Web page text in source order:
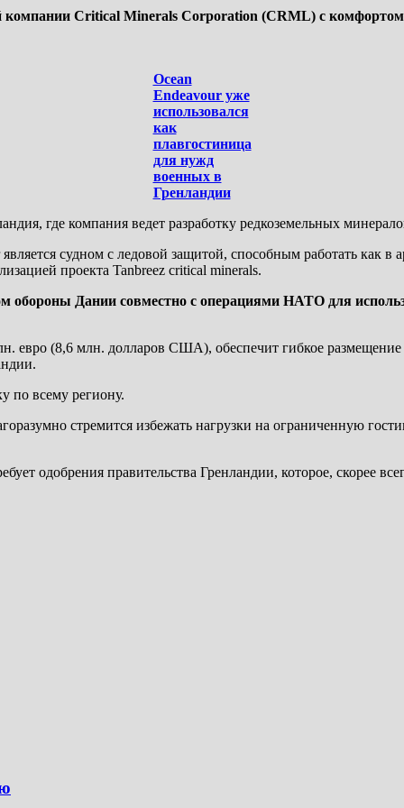
Critical Minerals Corporation (CRML) с
Ocean
Endeavour уже
использовался
как
плавгостиница
для нужд
военных в
Гренландии
где компания ведет разработку редкоземельных
судном с ледовой защитой, способным работать как в
проекта Tanbreez critical minerals.
обороны Дании совместно с операциями НАТО для
евро (8,6 млн. долларов США), обеспечит гибкое
по всему региону.
стремится избежать нагрузки на ограниченную
одобрения правительства Гренландии, которое, скорее